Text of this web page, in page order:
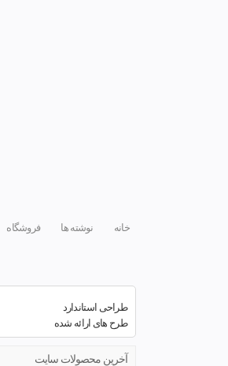
خانه نوشته ها فروشگاه
طراحی استاندارد
طرح های ارائه شده
آخرین محصولات سایت